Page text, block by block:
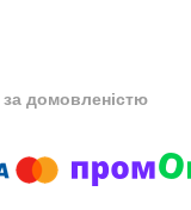
за домовленістю